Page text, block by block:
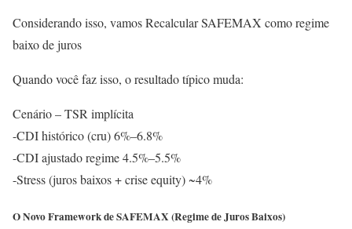
Considerando isso, vamos Recalcular SAFEMAX como regime
baixo de juros
Quando você faz isso, o resultado típico muda:
Cenário – TSR implícita
-CDI histórico (cru) 6%–6.8%
-CDI ajustado regime 4.5%–5.5%
-Stress (juros baixos + crise equity) ~4%
O Novo Framework de SAFEMAX (Regime de Juros Baixos)